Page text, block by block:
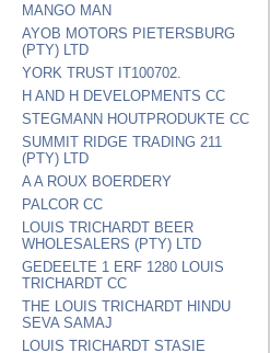
MANGO MAN
AYOB MOTORS PIETERSBURG
(PTY) LTD
YORK TRUST IT100702.
H AND H DEVELOPMENTS CC
STEGMANN HOUTPRODUKTE CC
SUMMIT RIDGE TRADING 211
(PTY) LTD
A A ROUX BOERDERY
PALCOR CC
LOUIS TRICHARDT BEER
WHOLESALERS (PTY) LTD
GEDEELTE 1 ERF 1280 LOUIS
TRICHARDT CC
THE LOUIS TRICHARDT HINDU
SEVA SAMAJ
LOUIS TRICHARDT STASIE